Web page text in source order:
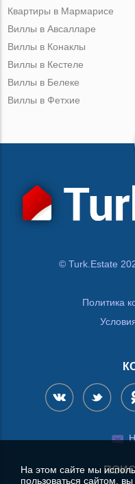
Квартиры в Мармарисе
Виллы в Авсалларе
Виллы в Конаклы
Виллы в Кестеле
Виллы в Белеке
Виллы в Фетхие
© Turk.Estate
Политика
На этом сайте мы
пользоваться сайтом,